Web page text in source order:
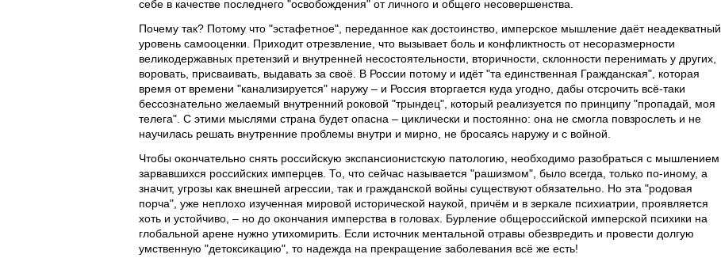
себе в качестве последнего "освобождения" от личного и общего несовершенства.
Почему так? Потому что "эстафетное", переданное как достоинство, имперское мышление даёт неадекватный
уровень самооценки. Приходит отрезвление, что вызывает боль и конфликтность от несоразмерности
великодержавных претензий и внутренней несостоятельности, вторичности, склонности перенимать у других,
воровать, присваивать, выдавать за своё. В России потому и идёт "та единственная Гражданская", которая
время от времени "канализируется" наружу – и Россия вторгается куда угодно, дабы отсрочить всё-таки
бессознательно желаемый внутренний роковой "трындец", который реализуется по принципу "пропадай, моя
телега". С этими мыслями страна будет опасна – циклически и постоянно: она не смогла повзрослеть и не
научилась решать внутренние проблемы внутри и мирно, не бросаясь наружу и с войной.
Чтобы окончательно снять российскую экспансионистскую патологию, необходимо разобраться с мышлением
зарвавшихся российских имперцев. То, что сейчас называется "рашизмом", было всегда, только по-иному, а
значит, угрозы как внешней агрессии, так и гражданской войны существуют обязательно. Но эта "родовая
порча", уже неплохо изученная мировой исторической наукой, причём и в зеркале психиатрии, проявляется
хоть и устойчиво, – но до окончания имперства в головах. Бурление общероссийской имперской психики на
глобальной арене нужно утихомирить. Если источник ментальной отравы обезвредить и провести долгую
умственную "детоксикацию", то надежда на прекращение заболевания всё же есть!